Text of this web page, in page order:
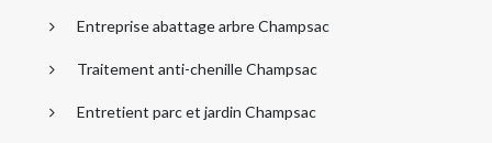
Entreprise abattage arbre Champsac
Traitement anti-chenille Champsac
Entretient parc et jardin Champsac